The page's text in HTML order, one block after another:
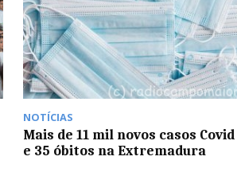
NOTÍCIAS
Mais de 11 mil novos casos Covid
e 35 óbitos na Extremadura